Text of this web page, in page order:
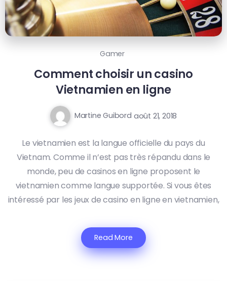
Gamer
Comment choisir un casino
Vietnamien en ligne
Martine Guibord août 21, 2018
Le vietnamien est la langue officielle du pays du
Vietnam. Comme il n’est pas très répandu dans le
monde, peu de casinos en ligne proposent le
vietnamien comme langue supportée. Si vous êtes
intéressé par les jeux de casino en ligne en vietnamien,
Read More